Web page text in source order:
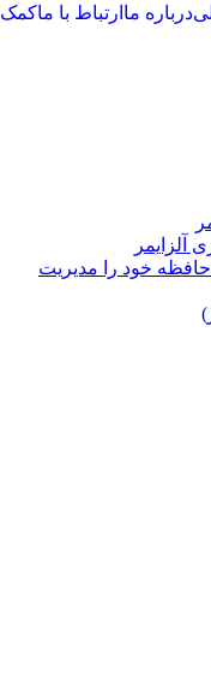
درباره ما ارتباط با ماکمک
آلزایمر
خود را مدیریت